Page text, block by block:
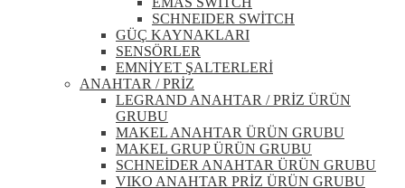
SCHNEIDER SWİTCH
GÜÇ KAYNAKLARI
SENSÖRLER
EMNİYET ŞALTERLERİ
ANAHTAR / PRİZ
LEGRAND ANAHTAR / PRİZ ÜRÜN
GRUBU
MAKEL ANAHTAR ÜRÜN GRUBU
MAKEL GRUP ÜRÜN GRUBU
SCHNEİDER ANAHTAR ÜRÜN GRUBU
VIKO ANAHTAR PRİZ ÜRÜN GRUBU